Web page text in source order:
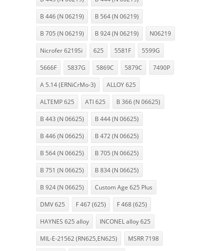
B 446 (N 06219) B 564 (N 06219)
B 705 (N 06219) B 924 (N 06219) N06219
Nicrofer 6219Si 625 5581F 5599G
5666F 5837G 5869C 5879C 7490P
A 5.14 (ERNiCrMo-3) ALLOY 625
ALTEMP 625 ATI 625 B 366 (N 06625)
B 443 (N 06625) B 444 (N 06625)
B 446 (N 06625) B 472 (N 06625)
B 564 (N 06625) B 705 (N 06625)
B 751 (N 06625) B 834 (N 06625)
B 924 (N 06625) Custom Age 625 Plus
DMV 625 F 467 (625) F 468 (625)
HAYNES 625 alloy INCONEL alloy 625
MIL-E-21562 (RN625,EN625) MSRR 7198